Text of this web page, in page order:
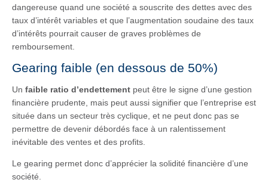
dangereuse quand une société a souscrite des dettes avec des
taux d’intérêt variables et que l’augmentation soudaine des taux
d’intérêts pourrait causer de graves problèmes de
remboursement.
Gearing faible (en dessous de 50%)
Un faible ratio d’endettement peut être le signe d’une gestion
financière prudente, mais peut aussi signifier que l’entreprise est
située dans un secteur très cyclique, et ne peut donc pas se
permettre de devenir débordés face à un ralentissement
inévitable des ventes et des profits.
Le gearing permet donc d’apprécier la solidité financière d’une
société.